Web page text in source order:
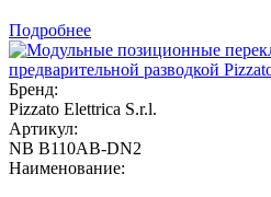
Подробнее
Бренд:
Pizzato Elettrica S.r.l.
Артикул:
NB B110AB-DN2
Наименование: